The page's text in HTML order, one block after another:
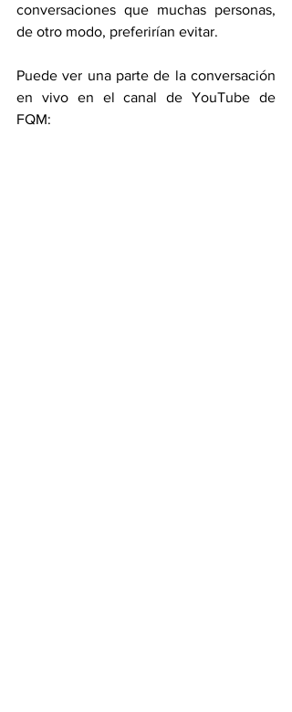
conversaciones que muchas personas,
de otro modo, preferirían evitar.
Puede ver una parte de la conversación
en vivo en el canal de YouTube de
FQM: